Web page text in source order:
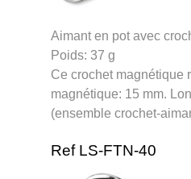
Aimant en pot avec
Poids: 37 g
Ce crochet magnétique
magnétique: 15 mm.
(ensemble crochet-
Ref LS-FTN-40